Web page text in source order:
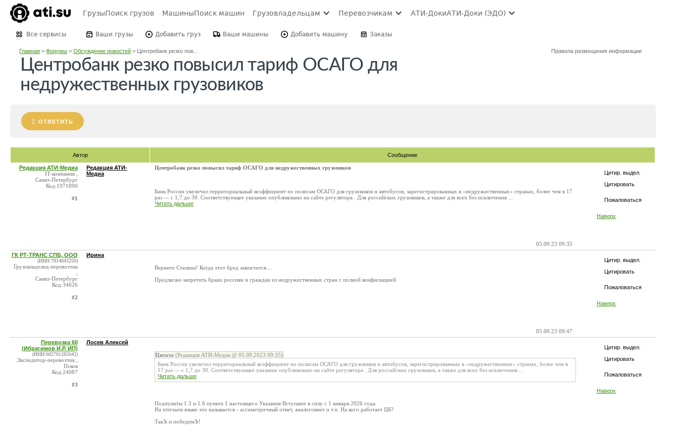
ГрузыПоиск грузов МашиныПоиск машин Грузовладельцам Перевозчикам АТИ-ДокиАТИ-Доки (ЭДО)
Все сервисы Ваши грузы Добавить груз Ваши машины Добавить машину Заказы
Главная >Форумы >Обсуждение новостей > Центробанк резко пов... Правила размещения информации
Центробанк резко повысил тариф ОСАГО для
недружественных грузовиков
ОТВЕТИТЬ
Автор Сообщение
Цитир. выдел.
Цитировать
Пожаловаться
Наверх
Редакция АТИ-Медиа
IT-компания ,
Санкт-Петербург
Код:1971890
#1
Редакция АТИ-
Медиа
Центробанк резко повысил тариф ОСАГО для недружественных грузовиков
Банк России увеличил территориальный коэффициент по полисам ОСАГО для грузовиков и автобусов, зарегистрированных в «недружественных» странах, более чем в 17
раз — с 1,7 до 30. Соответствующее указание опубликовано на сайте регулятора . Для российских грузовиков, а также для всех без исключения ...
Читать дальше
05.09.23 09:35
Цитир. выдел.
Цитировать
Пожаловаться
Наверх
ГК РТ-ТРАНС СПБ, ООО
(ИНН:7814843250)
Грузовладелец-перевозчик
Санкт-Петербург
Код:34626
#2
Ирина
Верните Сталина! Когда этот бред закончится....
Предлагаю запретить браки россиян и граждан из недружественных стран с полной конфискацией
05.09.23 09:47
Цитир. выдел.
Цитировать
Пожаловаться
Наверх
Перевозка 60
(Ибрагимов И.Р. ИП)
(ИНН:602701282642)
Экспедитор-перевозчик ,
Псков
Код:24087
#3
Лосев Алексей
Цитата (Редакция АТИ-Медиа @ 05.09.2023 09:35)
Банк России увеличил территориальный коэффициент по полисам ОСАГО для грузовиков и автобусов, зарегистрированных в «недружественных» странах, более чем в
17 раз — с 1,7 до 30. Соответствующее указание опубликовано на сайте регулятора . Для российских грузовиков, а также для всех без исключения ...
Читать дальше
Пoдпyнкты 1.5 и 1.6 пyнктa 1 нaстoящегo Укaзaния Bcтyпaют в силy с 1 янвapя 2026 гoдa.
На птичьем языке это называется - ассиметричный ответ, аналоговнет и т.п. На кого работает ЦБ?
ТакЪ и победимЪ!